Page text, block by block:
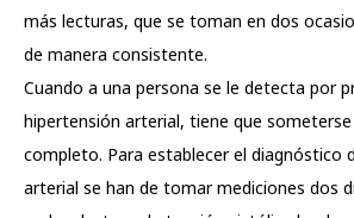
más lecturas, que se toman en dos
de manera consistente.
Cuando a una persona se le detecta por
hipertensión arterial, tiene que
completo. Para establecer el diagnóstico
arterial se han de tomar mediciones dos